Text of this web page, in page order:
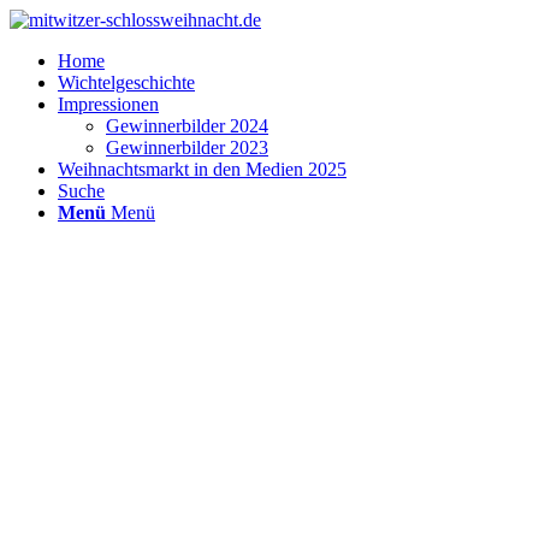
Home
Wichtelgeschichte
Impressionen
Gewinnerbilder 2024
Gewinnerbilder 2023
Weihnachtsmarkt in den Medien 2025
Suche
Menü Menü